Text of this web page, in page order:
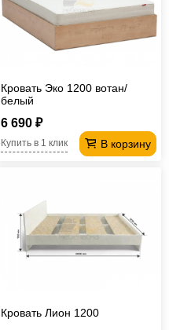
Кровать Эко 1200 вотан/
белый
6 690 ₽
В корзину
Купить в 1 клик
Кровать Лион 1200